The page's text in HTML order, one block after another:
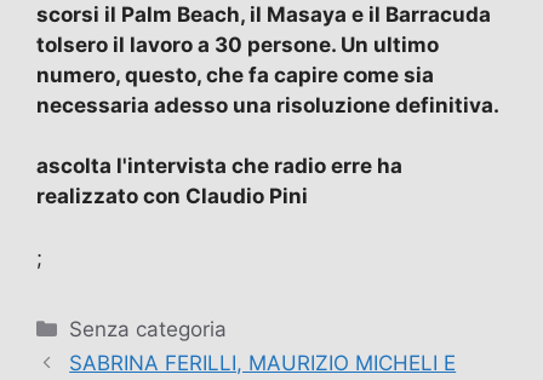
scorsi il Palm Beach, il Masaya e il Barracuda
tolsero il lavoro a 30 persone. Un ultimo
numero, questo, che fa capire come sia
necessaria adesso una risoluzione definitiva.
ascolta l'intervista che radio erre ha
realizzato con Claudio Pini
;
Categorie
Senza categoria
SABRINA FERILLI, MAURIZIO MICHELI E